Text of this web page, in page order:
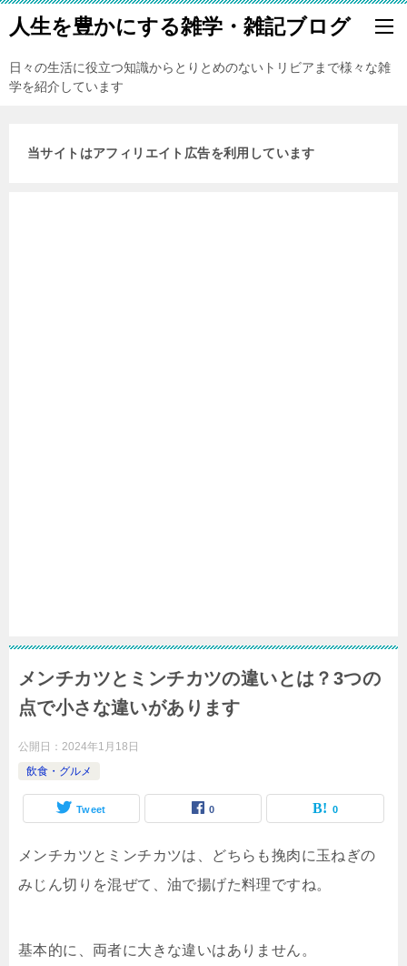
人生を豊かにする雑学・雑記ブログ
日々の生活に役立つ知識からとりとめのないトリビアまで様々な雑
学を紹介しています
当サイトはアフィリエイト広告を利用しています
メンチカツとミンチカツの違いとは？3つの
点で小さな違いがあります
公開日： 2024年1月18日
飲食・グルメ
Tweet 0 0
メンチカツとミンチカツは、どちらも挽肉に玉ねぎの
みじん切りを混ぜて、油で揚げた料理ですね。
基本的に、両者に大きな違いはありません。